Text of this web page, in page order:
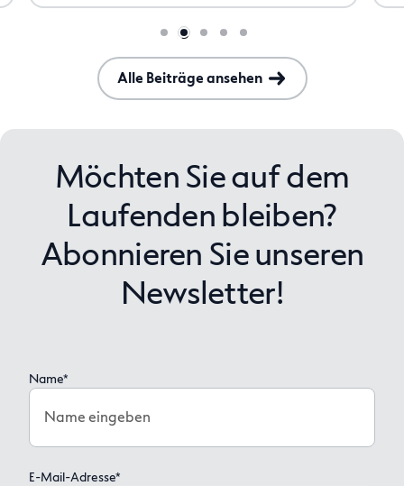
Alle Beiträge ansehen
Möchten Sie auf dem
Laufenden bleiben?
Abonnieren Sie unseren
Newsletter!
Name*
Name eingeben
E-Mail-Adresse*